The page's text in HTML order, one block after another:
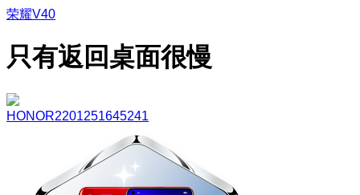
荣耀V40
只有返回桌面很慢
HONOR2201251645241